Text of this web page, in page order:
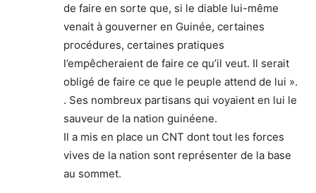
de faire en sorte que, si le diable lui-même
venait à gouverner en Guinée, certaines
procédures, certaines pratiques
l’empêcheraient de faire ce qu’il veut. Il serait
obligé de faire ce que le peuple attend de lui ».
. Ses nombreux partisans qui voyaient en lui le
sauveur de la nation guinéene.
Il a mis en place un CNT dont tout les forces
vives de la nation sont représenter de la base
au sommet.